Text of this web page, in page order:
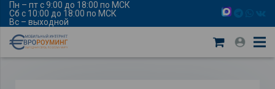
Пн – пт с 9:00 до 18:00 по МСК
Сб с 10:00 до 18:00 по МСК
Вс – выходной